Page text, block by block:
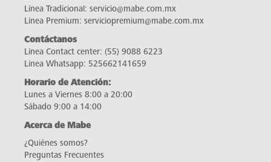
Línea Tradicional: servicio@mabe.com.mx
Línea Premium: serviciopremium@mabe.com.mx
Contáctanos
Línea Contact center: (55) 9088 6223
Línea Whatsapp: 525662141659
Horario de Atención:
Lunes a Viernes 8:00 a 20:00
Sábado 9:00 a 14:00
Acerca de Mabe
¿Quiénes somos?
Preguntas Frecuentes